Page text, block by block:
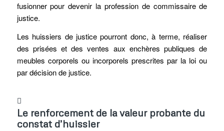
fusionner pour devenir la profession de commissaire de
justice.
Les huissiers de justice pourront donc, à terme, réaliser
des prisées et des ventes aux enchères publiques de
meubles corporels ou incorporels prescrites par la loi ou
par décision de justice.
Le renforcement de la valeur probante du
constat d’huissier